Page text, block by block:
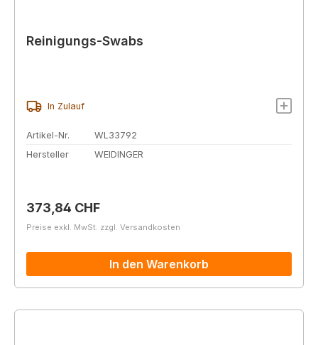
Reinigungs-Swabs
In Zulauf
Artikel-Nr.
WL33792
Hersteller
WEIDINGER
Regulärer Preis:
373,84 CHF
Preise exkl. MwSt. zzgl. Versandkosten
In den Warenkorb